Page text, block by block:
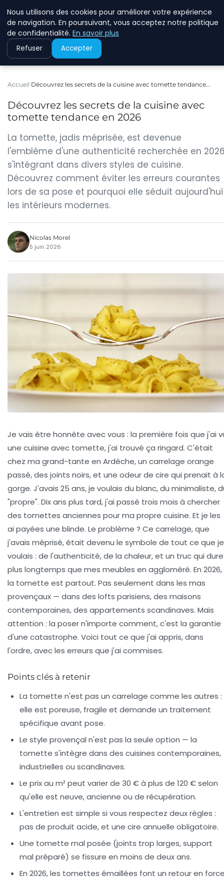
ASVOLETCOTENTIN
Accueil Découvrez les secrets de la cuisine avec tomette tendance…
Découvrez les secrets de la cuisine avec
tomette tendance en 2026
La tomette, jadis méprisée, est devenue
l'emblème d'une authenticité recherchée en
s'intégrant dans divers styles de cuisine.
Découvrez comment éviter les erreurs courantes
lors de sa pose et pourquoi elle séduit aujourd'hui
les intérieurs modernes.
Nicolas Morel
5 juin 2026
Je vais être honnête avec vous : la première fois que j'ai
une cuisine avec tomette, j'ai trouvé ça ringard. C'était
chez ma grand-tante en Ardèche, un carrelage orange
passé, des joints noirs, et une odeur de cire qui prenait à
gorge. J'avais 25 ans, je voulais du blanc, du minimaliste,
"propre". Dix ans plus tard, j'ai passé trois mois à chercher
des tomettes anciennes pour ma propre cuisine. Et je les
ai payées une blinde. Le problème ? Ce carrelage, que
j'avais méprisé, était devenu le symbole de tout ce que je
voulais : de l'authenticité, de la chaleur, et un truc qui dure
plus longtemps que mes meubles en aggloméré. En 2026,
la tomette est partout. Pas seulement dans les mas
provençaux — dans des lofts parisiens, des maisons
contemporaines, des appartements scandinaves. Mais
attention : la poser n'importe comment, c'est la garantie
d'une catastrophe. Voici tout ce que j'ai appris, dans
l'ordre, avec les erreurs que j'ai commises.
Points clés à retenir
La tomette n'est pas un carrelage comme les autres :
elle est poreuse, fragile et demande un traitement
spécifique avant pose.
Le style provençal n'est pas la seule option — la
tomette s'intègre dans des cuisines contemporaines,
industrielles ou scandinaves.
Le prix au m² peut varier de 30 € à plus de 120 € selon
qu'elle est neuve, ancienne ou de récupération.
L'entretien est simple si vous respectez deux règles :
pas de produit acide, et une cire annuelle obligatoire.
Une tomette mal posée (joints trop larges, support
mal préparé) se fissure en moins de deux ans.
En 2026, les tomettes émaillées font un retour en
Nous utilisons des cookies pour améliorer votre expérience
de navigation. En poursuivant, vous acceptez notre politique
de confidentialité. En savoir plus
Refuser Accepter